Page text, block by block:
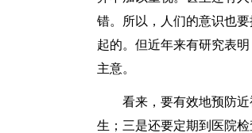
错。所以，人们的意识也
起的。但近年来有研究表
主意。
看来，要有效地预防
生；三是还要定期到医院